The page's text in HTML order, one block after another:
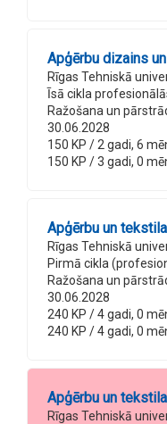
Apģērbu dizains
Rīgas Tehniskā
Īsā cikla
Ražošana un
30.06.2028
150 KP / 2 gadi, 6
150 KP / 3 gadi, 0
Apģērbu un
Rīgas Tehniskā
Pirmā cikla
Ražošana un
30.06.2028
240 KP / 4 gadi, 0
240 KP / 4 gadi, 0
Apģērbu un
Rīgas Tehniskā